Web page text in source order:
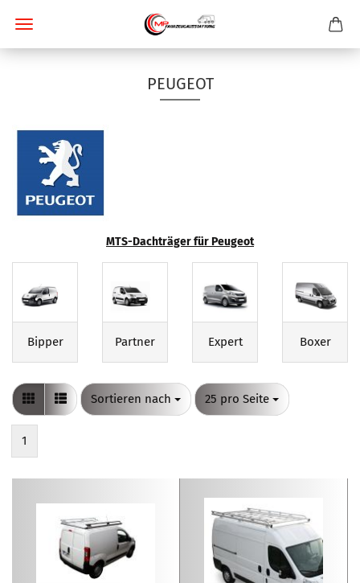
PEUGEOT
MTS-Dachträger für Peugeot
Bipper Partner Expert Boxer
Sortieren nach
Sortieren nach 25 pro Seite
pro Seite
1